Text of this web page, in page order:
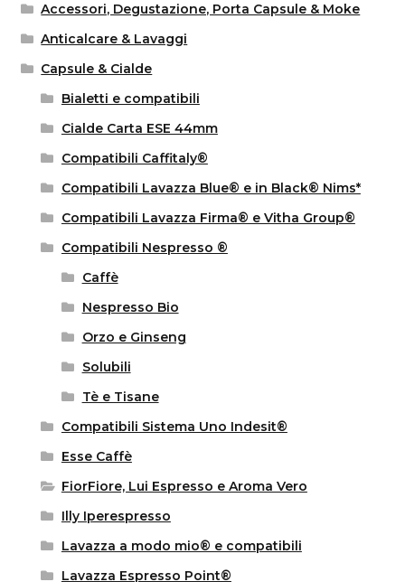
Accessori, Degustazione, Porta Capsule & Moke
Anticalcare & Lavaggi
Capsule & Cialde
Bialetti e compatibili
Cialde Carta ESE 44mm
Compatibili Caffitaly®
Compatibili Lavazza Blue® e in Black® Nims*
Compatibili Lavazza Firma® e Vitha Group®
Compatibili Nespresso ®
Caffè
Nespresso Bio
Orzo e Ginseng
Solubili
Tè e Tisane
Compatibili Sistema Uno Indesit®
Esse Caffè
FiorFiore, Lui Espresso e Aroma Vero
Illy Iperespresso
Lavazza a modo mio® e compatibili
Lavazza Espresso Point®